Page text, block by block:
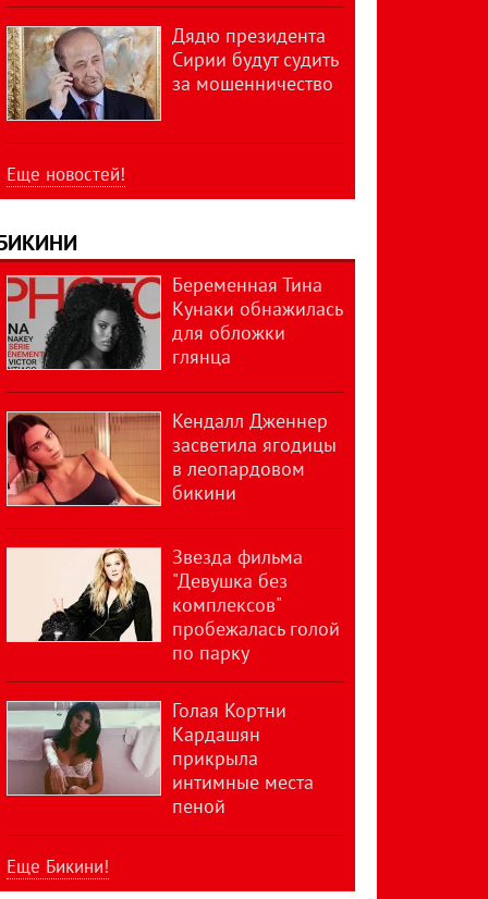
Дядю президента
Сирии будут судить
за мошенничество
Еще новостей!
Беременная Тина
Кунаки обнажилась
для обложки
глянца
Кендалл Дженнер
засветила ягодицы
в леопардовом
бикини
Звезда фильма
"Девушка без
комплексов"
пробежалась голой
по парку
Голая Кортни
Кардашян
прикрыла
интимные места
пеной
Еще Бикини!